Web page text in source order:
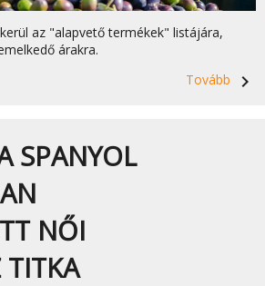
az "alapvető termékek" listájára,
árakra.
Tovább
navigate_next
SPANYOL
NŐI
TITKA